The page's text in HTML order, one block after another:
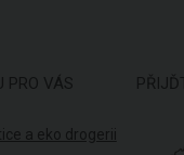
PRO VÁS
a eko drogerii